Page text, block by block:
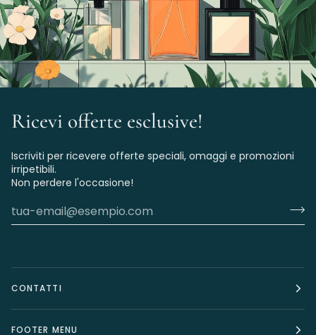
Ricevi offerte esclusive!
Iscriviti per ricevere offerte speciali, omaggi e promozioni
irripetibili.
Non perdere l'occasione!
CONTATTI
FOOTER MENU